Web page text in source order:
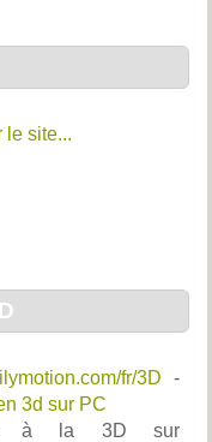
le site...
fr/3D -
3d sur PC
à la 3D sur